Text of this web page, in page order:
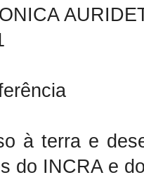
à terra e
do INCRA e